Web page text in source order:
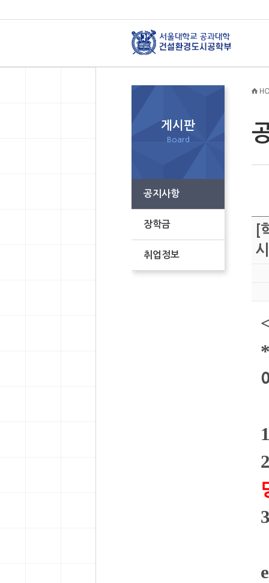
게시판
Board
공지사항
장학금
취업정보
[